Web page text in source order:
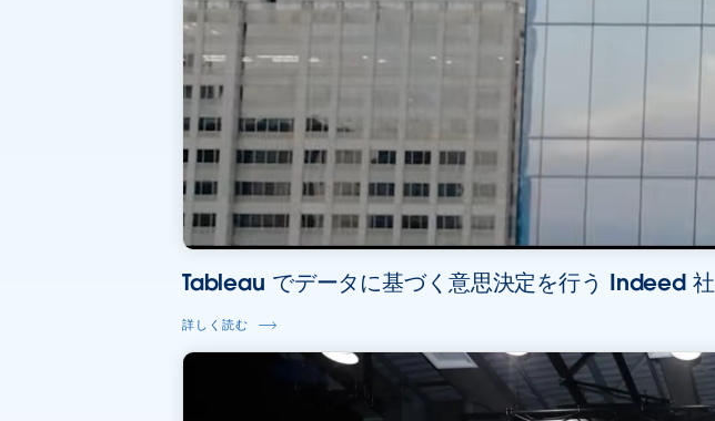
Tableau でデータに基づく意思決定を行う Indeed 社
詳しく読む